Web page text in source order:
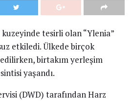
kuzeyinde tesirli olan “Ylenia”
etkiledi. Ülkede birçok
birtakım yerleşim
yaşandı.
(DWD) tarafından Harz